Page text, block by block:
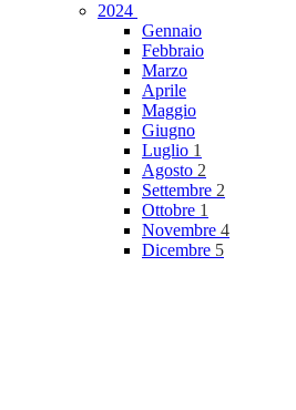
2024
Gennaio
Febbraio
Marzo
Aprile
Maggio
Giugno
Luglio 1
Agosto 2
Settembre 2
Ottobre 1
Novembre 4
Dicembre 5